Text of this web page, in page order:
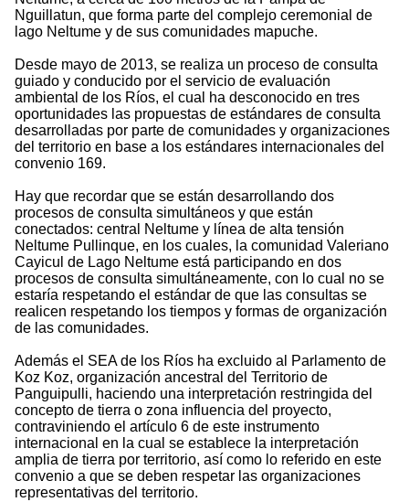
Nguillatun, que forma parte del complejo ceremonial de
lago Neltume y de sus comunidades mapuche.
Desde mayo de 2013, se realiza un proceso de consulta
guiado y conducido por el servicio de evaluación
ambiental de los Ríos, el cual ha desconocido en tres
oportunidades las propuestas de estándares de consulta
desarrolladas por parte de comunidades y organizaciones
del territorio en base a los estándares internacionales del
convenio 169.
Hay que recordar que se están desarrollando dos
procesos de consulta simultáneos y que están
conectados: central Neltume y línea de alta tensión
Neltume Pullinque, en los cuales, la comunidad Valeriano
Cayicul de Lago Neltume está participando en dos
procesos de consulta simultáneamente, con lo cual no se
estaría respetando el estándar de que las consultas se
realicen respetando los tiempos y formas de organización
de las comunidades.
Además el SEA de los Ríos ha excluido al Parlamento de
Koz Koz, organización ancestral del Territorio de
Panguipulli, haciendo una interpretación restringida del
concepto de tierra o zona influencia del proyecto,
contraviniendo el artículo 6 de este instrumento
internacional en la cual se establece la interpretación
amplia de tierra por territorio, así como lo referido en este
convenio a que se deben respetar las organizaciones
representativas del territorio.